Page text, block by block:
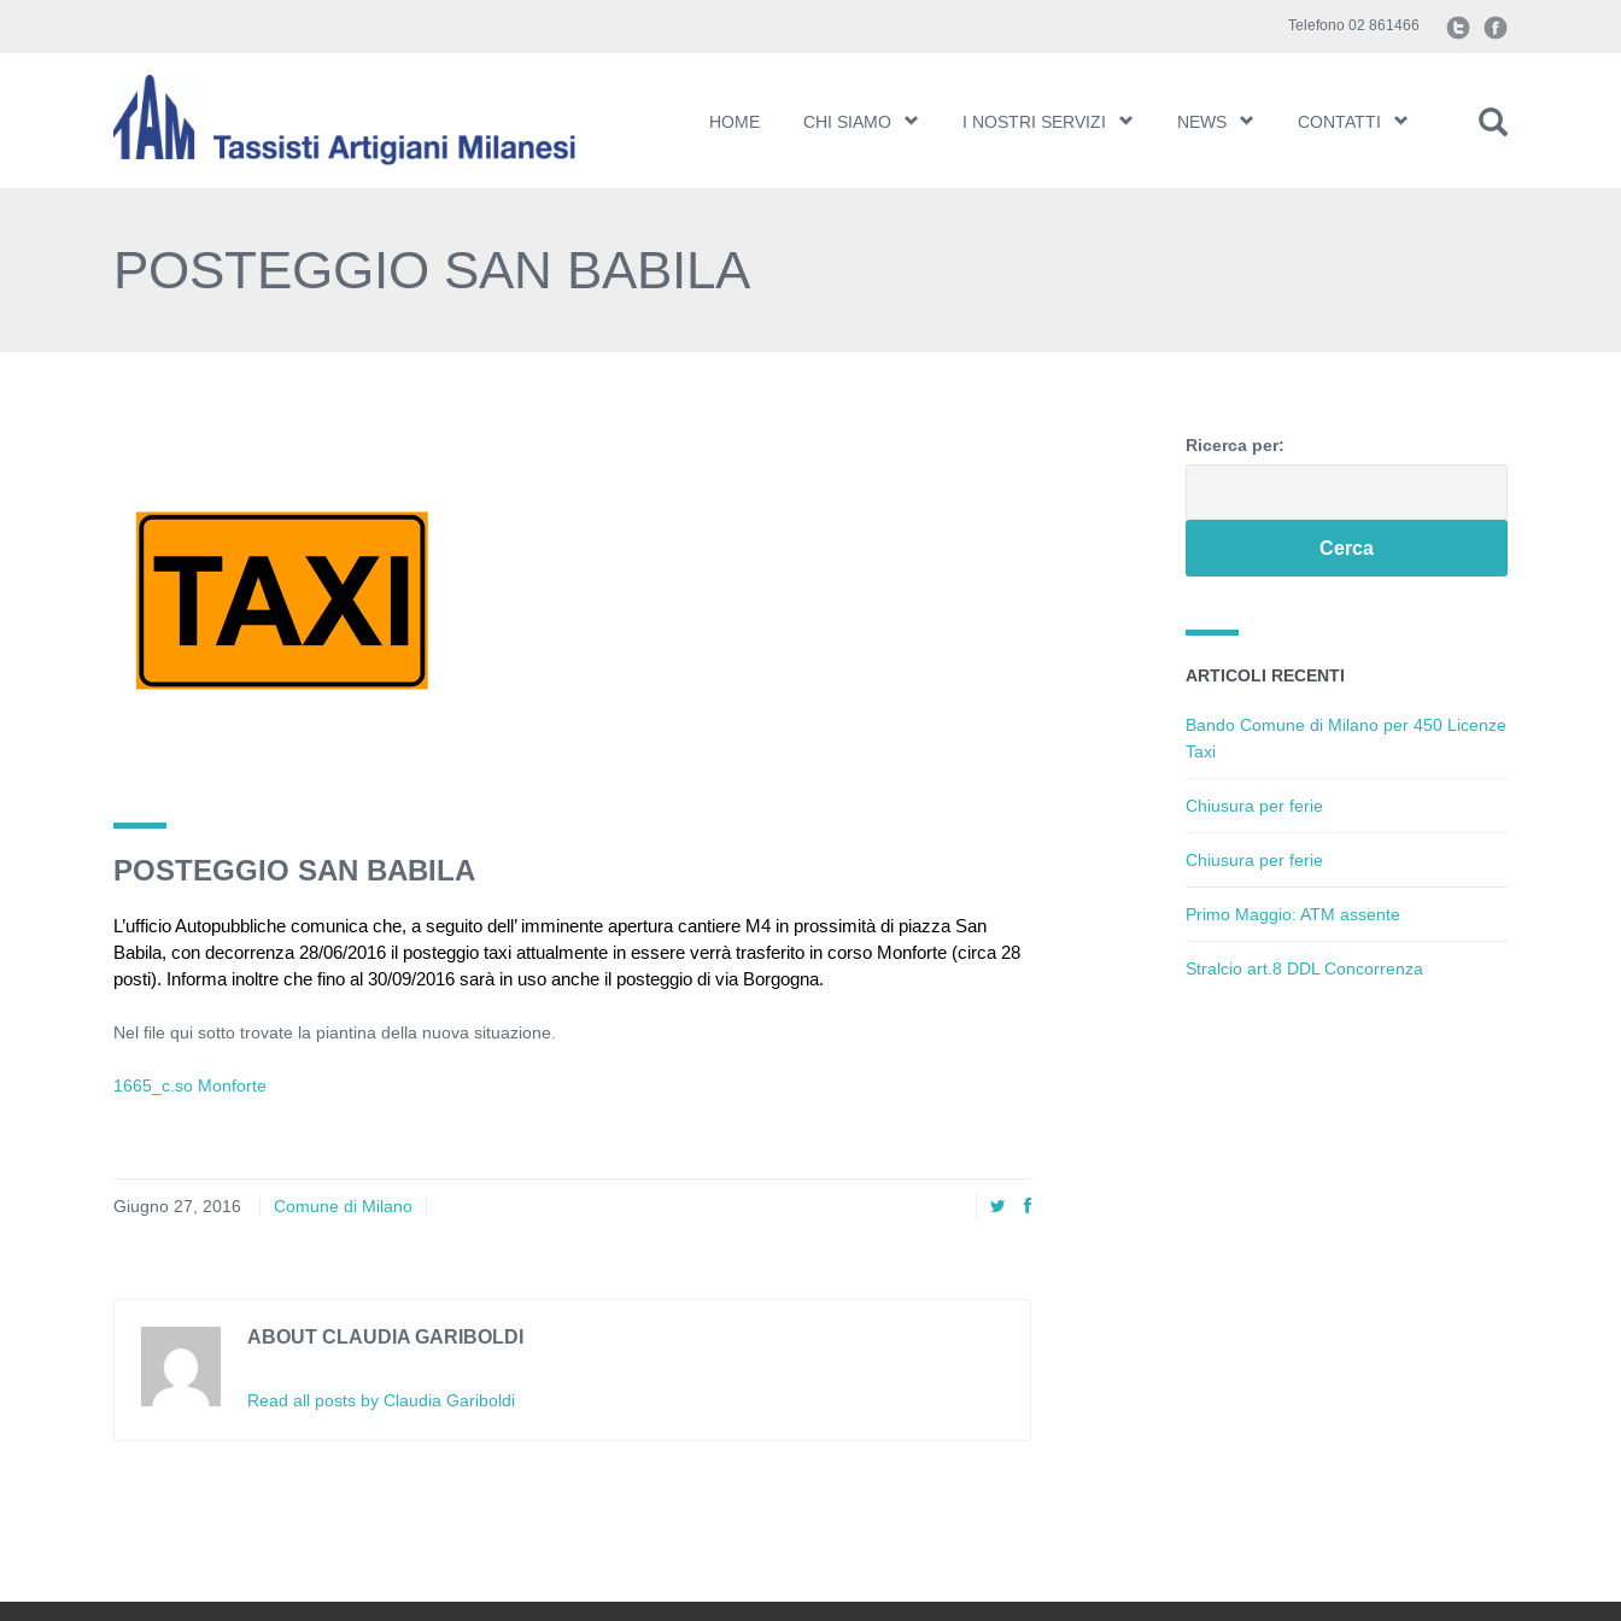
HOME CHI SIAMO I NOSTRI SERVIZI NEWS CONTATTI
Telefono 02 861466
POSTEGGIO SAN BABILA
POSTEGGIO SAN BABILA
L’ufficio Autopubbliche comunica che, a seguito dell’ imminente apertura cantiere M4 in prossimità di piazza San
Babila, con decorrenza 28/06/2016 il posteggio taxi attualmente in essere verrà trasferito in corso Monforte (circa 28
posti). Informa inoltre che fino al 30/09/2016 sarà in uso anche il posteggio di via Borgogna.
Nel file qui sotto trovate la piantina della nuova situazione.
1665_c.so Monforte
Giugno 27, 2016 Comune di Milano
ABOUT CLAUDIA GARIBOLDI
Read all posts by Claudia Gariboldi
Ricerca per:
ARTICOLI RECENTI
Bando Comune di Milano per 450 Licenze
Taxi
Chiusura per ferie
Chiusura per ferie
Primo Maggio: ATM assente
Stralcio art.8 DDL Concorrenza